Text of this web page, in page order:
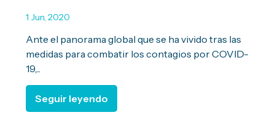
1 Jun, 2020
Ante el panorama global que se ha vivido tras las
medidas para combatir los contagios por COVID-
19,...
Seguir leyendo